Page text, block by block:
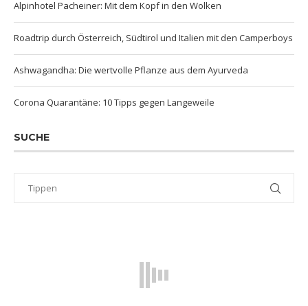
Alpinhotel Pacheiner: Mit dem Kopf in den Wolken
Roadtrip durch Österreich, Südtirol und Italien mit den Camperboys
Ashwagandha: Die wertvolle Pflanze aus dem Ayurveda
Corona Quarantäne: 10 Tipps gegen Langeweile
SUCHE